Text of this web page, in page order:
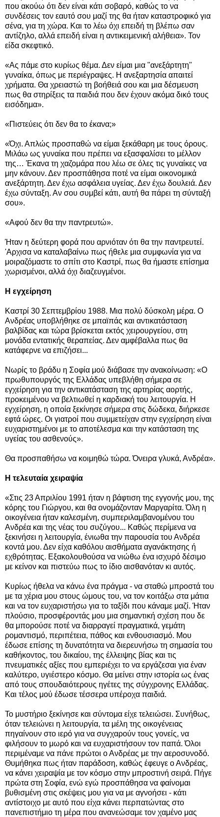
που ακούω ότι δεν είναι κάτι σοβαρό, καθώς το να
συνδέσεις τον εαυτό σου μαζί της θα ήταν καταστροφικό για
σένα, για τη χώρα. Και το λέω όχι επειδή τη βλέπω σαν
αντίζηλο, αλλά επειδή είναι η αντικειμενική αλήθεια». Τον
είδα σκεφτικό.
«Ας πάμε στο κυρίως θέμα. Δεν είμαι μια "ανεξάρτητη"
γυναίκα, όπως με περιέγραψες. Η ανεξαρτησία απαιτεί
χρήματα. Θα χρειαστώ τη βοήθειά σου και μια δέσμευση
πως θα στηρίξεις τα παιδιά που δεν έχουν ακόμα δικό τους
εισόδημα».
«Πιστεύεις ότι δεν θα το έκανα;»
«Όχι. Απλώς προσπαθώ να είμαι ξεκάθαρη με τους όρους.
Μιλάω ως γυναίκα που πρέπει να εξασφαλίσει το μέλλον
της… Έκανα τη χαζομάρα που λέω σε όλες τις γυναίκες να
μην κάνουν. Δεν προσπάθησα ποτέ να είμαι οικονομικά
ανεξάρτητη. Δεν έχω ασφάλεια υγείας. Δεν έχω δουλειά. Δεν
έχω σύνταξη. Αν σου συμβεί κάτι, αυτή θα πάρει τη σύνταξή
σου».
«Αφού δεν θα την παντρευτώ».
Ήταν η δεύτερη φορά που αρνιόταν ότι θα την παντρευτεί.
'Αρχισα να καταλαβαίνω πως ήθελε μια συμφωνία για να
μοιραζόμαστε το σπίτι στο Καστρί, πως θα ήμαστε επίσημα
χωρισμένοι, αλλά όχι διαζευγμένοι.
Η εγχείρηση
Καστρί 30 Σεπτεμβρίου 1988. Μια πολύ δύσκολη μέρα. Ο
Ανδρέας υποβλήθηκε σε μπαϊπάς και αντικατάσταση
βαλβίδας και τώρα βρίσκεται εκτός χειρουργείου, στη
μονάδα εντατικής θεραπείας. Δεν αμφέβαλλα πως θα
κατάφερνε να επιζήσει...
Νωρίς το βράδυ η Σοφία μού διάβασε την ανακοίνωση: «Ο
πρωθυπουργός της Ελλάδας υπεβλήθη σήμερα σε
εγχείρηση για την αντικατάσταση της αρτηρίας αορτής,
προκειμένου να βελτιωθεί η καρδιακή του λειτουργία. Η
εγχείρηση, η οποία ξεκίνησε σήμερα στις δώδεκα, διήρκεσε
εφτά ώρες. Οι γιατροί που συμμετείχαν στην εγχείρηση είναι
ευχαριστημένοι με το αποτέλεσμα και την κατάσταση της
υγείας του ασθενούς».
Θα προσπαθήσω να κοιμηθώ τώρα. Όνειρα γλυκά, Ανδρέα».
Η τελευταία χειραψία
«Στις 23 Απριλίου 1991 ήταν η βάφτιση της εγγονής μου, της
κόρης του Γιώργου, και θα ονομάζονταν Μαργαρίτα. Όλη η
οικογένεια ήταν καλεσμένη, συμπεριλαμβανομένου του
Ανδρέα και της νέας του συζύγου... Καθώς περίμενα να
ξεκινήσει η λειτουργία, ένιωθα την παρουσία του Ανδρέα
κοντά μου. Δεν είχα καθόλου αισθήματα αγανάκτησης ή
εχθρότητας. Εξακολουθούσα να νιώθω ένα ισχυρό δέσιμο
με κείνον και πιστεύω πως το ίδιο αισθανόταν κι αυτός.
Κυρίως ήθελα να κάνω ένα πράγμα - να σταθώ μπροστά του
με τα χέρια μου στους ώμους του, να τον κοιτάξω στα μάτια
και να τον ευχαριστήσω για το ταξίδι που κάναμε μαζί. Ήταν
πλούσιο, προσφέροντάς μου μια σημαντική σχέση που δε
θα μπορούσε ποτέ να διαρραγεί πραγματικά, γεμάτη
ρομαντισμό, περιπέτεια, πάθος και ενθουσιασμό. Μου
έδωσε επίσης τη δυνατότητα να διερευνήσω τη σημασία του
καθήκοντος, του δικαίου, της έλλειψης βίας και τις
πνευματικές αξίες που εμπεριέχει το να εργάζεσαι για έναν
καλύτερο, υγιέστερο κόσμο. Θα μείνει στην ιστορία ως ένας
από τους σπουδαιότερους ηγέτες της σύγχρονης Ελλάδας.
Και τέλος μού έδωσε τέσσερα υπέροχα παιδιά.
Το μυστήριο ξεκίνησε και σύντομα είχε τελειώσει. Συνήθως,
όταν τελειώνει η λειτουργία, τα μέλη της οικογένειας
πηγαίνουν στο ιερό για να συγχαρούν τους γονείς, να
φιλήσουν το μωρό και να ευχαριστήσουν τον παπά. Όλοι
περιμέναμε να πάνε πρώτοι ο Ανδρέας με την αεροσυνοδό.
Θυμήθηκα πως ήταν παράδοση, καθώς έφευγε ο Ανδρέας,
να κάνει χειραψία με τον κόσμο στην μπροστινή σειρά. Πήγε
πρώτα στη Σοφία, ενώ εγώ προσπάθησα να φαίνομαι
βυθισμένη στις σκέψεις μου για να με αγνοήσει - κάτι
αντίστοιχο με αυτό που είχα κάνει περπατώντας στο
πανεπιστήμιο τη μέρα που ανανεώσαμε τον χαμένο μας